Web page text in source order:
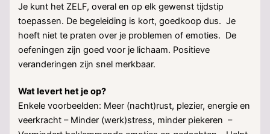
Je kunt het ZELF, overal en op elk gewenst tijdstip
toepassen. De begeleiding is kort, goedkoop dus. Je
hoeft niet te praten over je problemen of emoties. De
oefeningen zijn goed voor je lichaam. Positieve
veranderingen zijn snel merkbaar.
Wat levert het je op?
Enkele voorbeelden: Meer (nacht)rust, plezier, energie en
veerkracht – Minder (werk)stress, minder piekeren –